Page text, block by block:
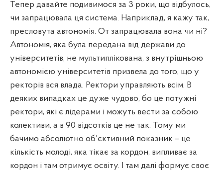
Тепер давайте подивимося за 3 роки, що відбулось,
чи запрацювала ця система. Наприклад, я кажу так,
пресловута автономія. От запрацювала вона чи ні?
Автономія, яка була передана від держави до
університетів, не мультиплікована, з внутрішньою
автономією університетів призвела до того, що у
ректорів вся влада. Ректори управляють всім. В
деяких випадках це дуже чудово, бо це потужні
ректори, які є лідерами і можуть вести за собою
колективи, а в 90 відсотків це не так. Тому ми
бачимо абсолютно об'єктивний показник – це
кількість молоді, яка тікає за кордон, випливає за
кордон і там отримує освіту. І там далі формує своє